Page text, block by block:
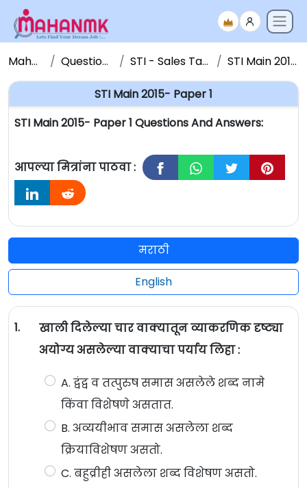
Maha NMK Question Papers STI - Sales Tax Inspector STI Main 2015- Paper 1
STI Main 2015- Paper 1
STI Main 2015- Paper 1 Questions And Answers:
आपल्या मित्रांना पाठवा :
मराठी
English
1.
खाली दिलेल्या चार वाक्यातून व्याकरणिक दृष्ट्या
अयोग्य असलेल्या वाक्याचा पर्याय लिहा :
A. द्वंद्व व तत्पुरुष समास असलेले शब्द नामे
किंवा विशेषणे असतात.
B. अव्ययीभाव समास असलेला शब्द
क्रियाविशेषण असतो.
C. बहुव्रीही असलेला शब्द विशेषण असतो.